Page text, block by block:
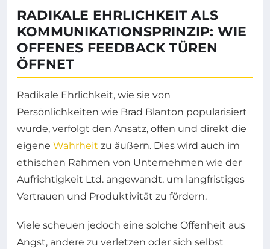
RADIKALE EHRLICHKEIT ALS
KOMMUNIKATIONSPRINZIP: WIE
OFFENES FEEDBACK TÜREN
ÖFFNET
Radikale Ehrlichkeit, wie sie von
Persönlichkeiten wie Brad Blanton popularisiert
wurde, verfolgt den Ansatz, offen und direkt die
eigene Wahrheit zu äußern. Dies wird auch im
ethischen Rahmen von Unternehmen wie der
Aufrichtigkeit Ltd. angewandt, um langfristiges
Vertrauen und Produktivität zu fördern.
Viele scheuen jedoch eine solche Offenheit aus
Angst, andere zu verletzen oder sich selbst